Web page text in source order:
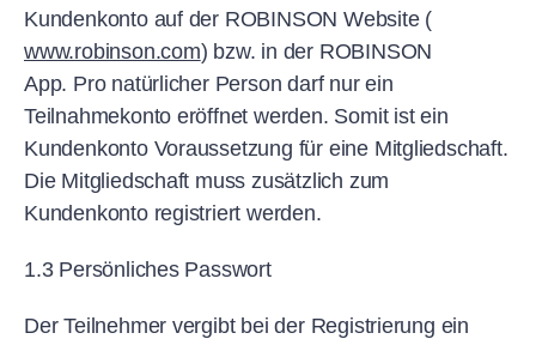
Kundenkonto auf der ROBINSON Website (
www.robinson.com) bzw. in der ROBINSON
App. Pro natürlicher Person darf nur ein
Teilnahmekonto eröffnet werden. Somit ist ein
Kundenkonto Voraussetzung für eine Mitgliedschaft.
Die Mitgliedschaft muss zusätzlich zum
Kundenkonto registriert werden.
1.3 Persönliches Passwort
Der Teilnehmer vergibt bei der Registrierung ein